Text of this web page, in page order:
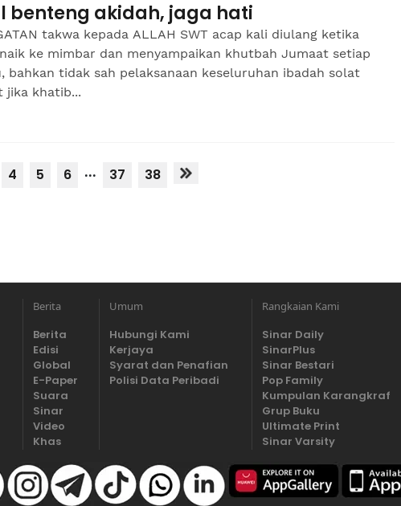
benteng akidah, jaga hati
takwa kepada ALLAH SWT acap kali diulang ketika
ke mimbar dan menyampaikan khutbah Jumaat setiap
bahkan tidak sah pelaksanaan keseluruhan ibadah solat
jika khatib...
4 5 6 ... 37 38
Berita
Berita
Edisi
Global
E-Paper
Suara
Sinar
Video
Khas
Umum
Hubungi Kami
Kerjaya
Syarat dan Penafian
Polisi Data Peribadi
Rangkaian Kami
Sinar Daily
SinarPlus
Sinar Bestari
Pop Family
Kumpulan Karangkraf
Grup Buku
Ultimate Print
Sinar Varsity